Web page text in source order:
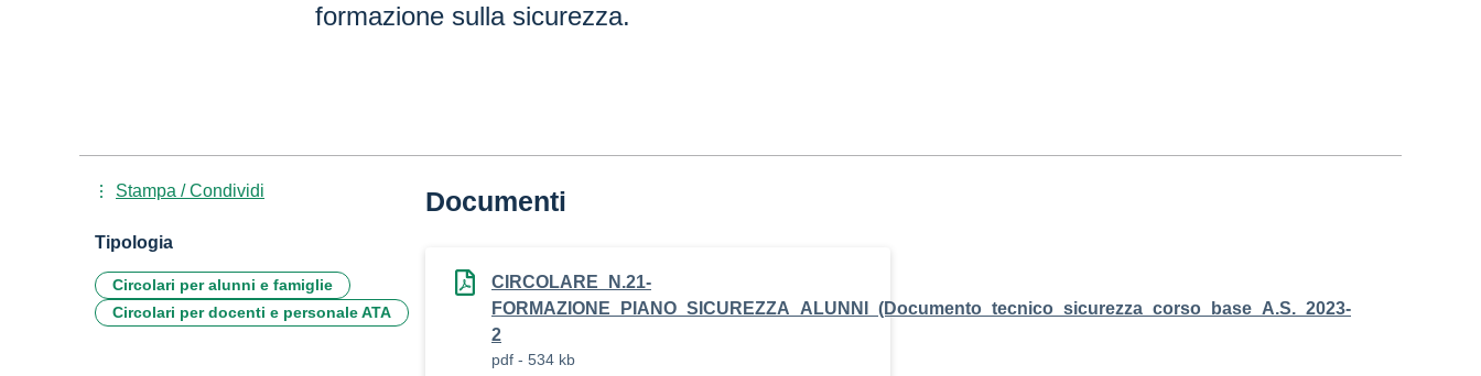
formazione sulla sicurezza.
Documenti
CIRCOLARE_N.21-
FORMAZIONE_PIANO_SICUREZZA_ALUNNI_(Documento_tecnico_sicurezza_corso_base_A.S._2023-
2
pdf - 534 kb
Stampa / Condividi
Tipologia
Circolari per alunni e famiglie
Circolari per docenti e personale ATA